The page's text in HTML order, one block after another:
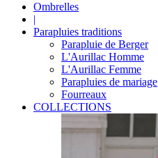
Ombrelles
|
Parapluies traditions
Parapluie de Berger
L'Aurillac Homme
L'Aurillac Femme
Parapluies de mariage
Fourreaux
COLLECTIONS